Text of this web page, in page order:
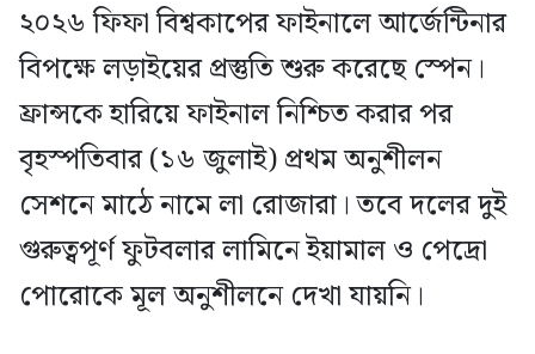
২০২৬ ফিফা বিশ্বকাপের ফাইনালে আর্জেন্টিনার
বিপক্ষে লড়াইয়ের প্রস্তুতি শুরু করেছে স্পেন।
ফ্রান্সকে হারিয়ে ফাইনাল নিশ্চিত করার পর
বৃহস্পতিবার (১৬ জুলাই) প্রথম অনুশীলন
সেশনে মাঠে নামে লা রোজারা। তবে দলের দুই
গুরুত্বপূর্ণ ফুটবলার লামিনে ইয়ামাল ও পেদ্রো
পোরোকে মূল অনুশীলনে দেখা যায়নি।